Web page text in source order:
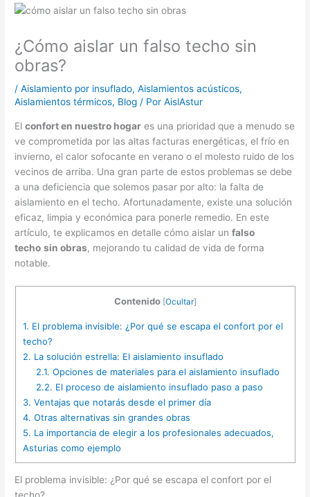
¿Cómo aislar un falso techo sin
obras?
/Aislamiento por insuflado,Aislamientos acústicos,
Aislamientos térmicos, Blog / PorAislAstur
Elconfort en nuestro hogar es una prioridad que a menudo se
ve comprometida por las altas facturas energéticas, el frío en
invierno, el calor sofocante en verano o el molesto ruido de los
vecinos de arriba. Una gran parte de estos problemas se debe
a una deficiencia que solemos pasar por alto: la falta de
aislamiento en el techo. Afortunadamente, existe una solución
eficaz, limpia y económica para ponerle remedio. En este
artículo, te explicamos en detalle cómo aislar unfalso
techo sin obras, mejorando tu calidad de vida de forma
notable.
Contenido [Ocultar]
1. El problema invisible: ¿Por qué se escapa el confort por el
techo?
2. La solución estrella: El aislamiento insuflado
2.1. Opciones de materiales para el aislamiento insuflado
2.2. El proceso de aislamiento insuflado paso a paso
3. Ventajas que notarás desde el primer día
4. Otras alternativas sin grandes obras
5. La importancia de elegir a los profesionales adecuados,
Asturias como ejemplo
El problema invisible: ¿Por qué se escapa el confort por el
techo?